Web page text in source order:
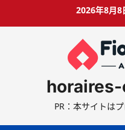
2026年8月8
PR：本サイトは